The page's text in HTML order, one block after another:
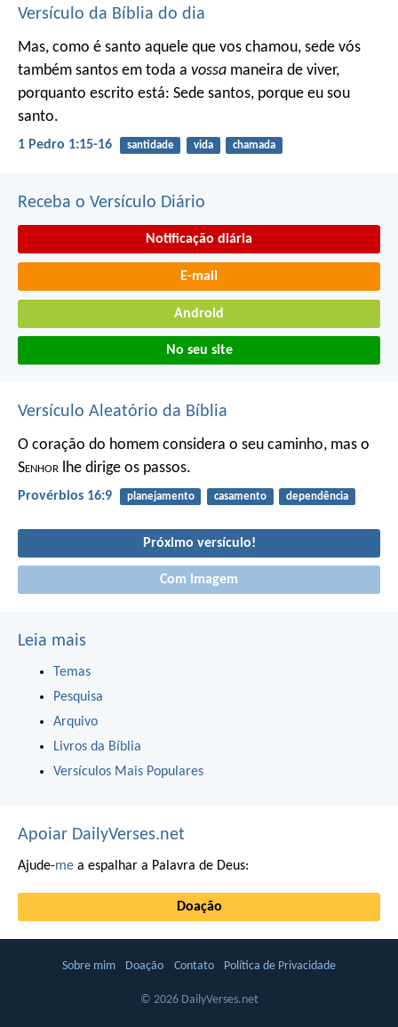
Versículo da Bíblia do dia
Mas, como é santo aquele que vos chamou, sede vós
também santos em toda a vossa maneira de viver,
porquanto escrito está: Sede santos, porque eu sou
santo.
1 Pedro 1:15-16 santidade vida chamada
Receba o Versículo Diário
Notificação diária
E-mail
Android
No seu site
Versículo Aleatório da Bíblia
O coração do homem considera o seu caminho, mas o
Senhor lhe dirige os passos.
Provérbios 16:9 planejamento casamento dependência
Próximo versículo!
Com imagem
Leia mais
Temas
Pesquisa
Arquivo
Livros da Bíblia
Versículos Mais Populares
Apoiar DailyVerses.net
Ajude-me a espalhar a Palavra de Deus:
Doação
Sobre mim Doação Contato Política de Privacidade
© 2026 DailyVerses.net